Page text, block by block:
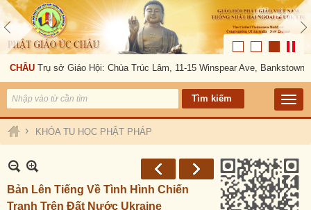
CHÂU Trụ sở Giáo Hội: Chùa Trúc Lâm, 11-15 Winspear Ave, Bankstown,
› KHÓA TU HỌC PHẬT PHÁP
Bản Lên Tiếng Về Tình Hình Chiến
Tranh Trên Đất Nước Ukraine